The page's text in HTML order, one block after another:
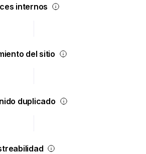
internos
del sitio
duplicado